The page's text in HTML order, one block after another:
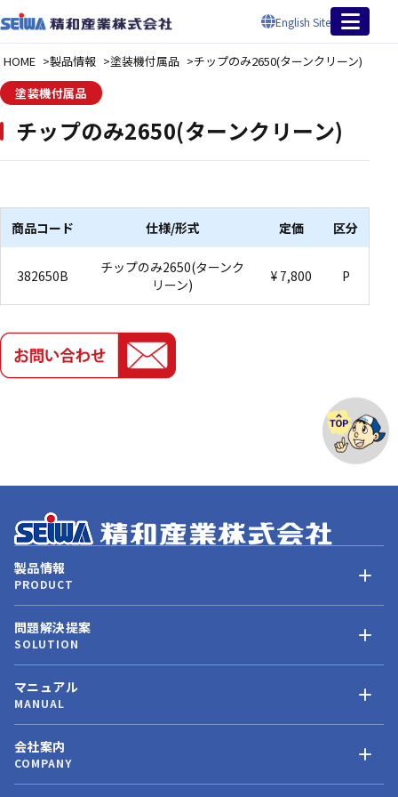
English Site
HOME 製品情報 塗装機付属品
チップのみ2650(ターンクリーン)
塗装機付属品
チップのみ2650(ターンクリーン)
商品コード 仕様/形式 定価 区分
382650B
チップのみ2650(ターンク
リーン)
¥ 7,800 P
製品情報
PRODUCT
問題解決提案
SOLUTION
マニュアル
MANUAL
会社案内
COMPANY